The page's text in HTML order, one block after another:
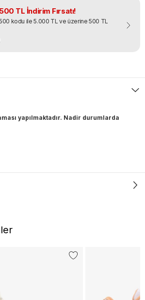
TL İndirim Fırsatı!
kodu ile 5.000 TL ve üzerine 500 TL
yapılmaktadır. Nadir durumlarda